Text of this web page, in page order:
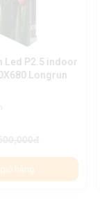
Led P2.5 indoor
Longrun
hàng